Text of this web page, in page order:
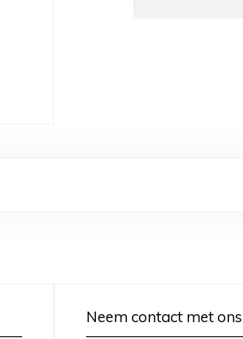
Neem contact met